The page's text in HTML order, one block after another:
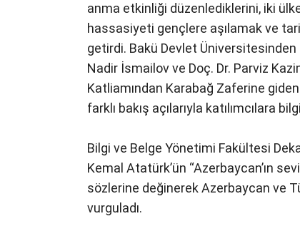
anma etkinliği düzenlediklerini, iki
hassasiyeti gençlere aşılamak ve
getirdi. Bakü Devlet Üniversitesinden
Nadir İsmailov ve Doç. Dr. Parviz
Katliamından Karabağ Zaferine
farklı bakış açılarıyla katılımcılara
Bilgi ve Belge Yönetimi Fakültesi
Kemal Atatürk’ün “Azerbaycan’ın
sözlerine değinerek Azerbaycan ve
vurguladı.